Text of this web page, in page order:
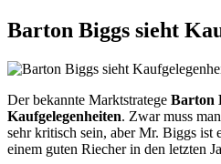
Barton Biggs sieht
Der bekannte Marktstratege Barton
Kaufgelegenheiten. Zwar muss
sehr kritisch sein, aber Mr. Biggs ist
einem guten Riecher in den letzten